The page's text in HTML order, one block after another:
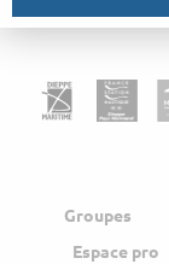
Groupes
Espace pro